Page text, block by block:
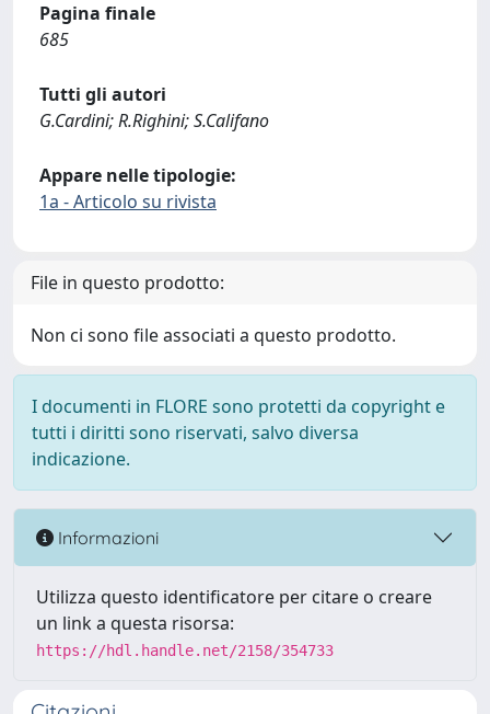
Pagina finale
685
Tutti gli autori
G.Cardini; R.Righini; S.Califano
Appare nelle tipologie:
1a - Articolo su rivista
File in questo prodotto:
Non ci sono file associati a questo prodotto.
I documenti in FLORE sono protetti da copyright e
tutti i diritti sono riservati, salvo diversa
indicazione.
Informazioni
Utilizza questo identificatore per citare o creare
un link a questa risorsa:
https://hdl.handle.net/2158/354733